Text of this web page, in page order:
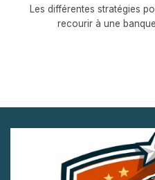
Les différentes stratégies
recourir à une